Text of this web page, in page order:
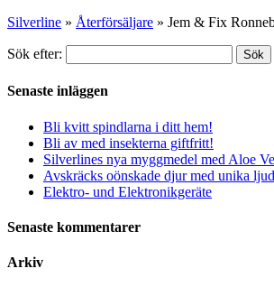
Silverline » Återförsäljare » Jem & Fix
Sök efter: Sök
Senaste inläggen
Bli kvitt spindlarna i ditt hem!
Bli av med insekterna giftfritt!
Silverlines nya myggmedel med Aloe
Avskräcks oönskade djur med unika
Elektro- und Elektronikgeräte
Senaste kommentarer
Arkiv